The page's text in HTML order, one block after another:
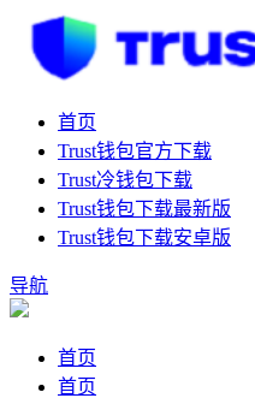
首页
Trust钱包官方下载
Trust冷钱包下载
Trust钱包下载最新版
Trust钱包下载安卓版
导航
首页
首页